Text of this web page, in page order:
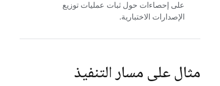
على إحصاءات حول ثبات عمليات توزيع
الإصدارات الاختبارية.
مثال على مسار التنفيذ